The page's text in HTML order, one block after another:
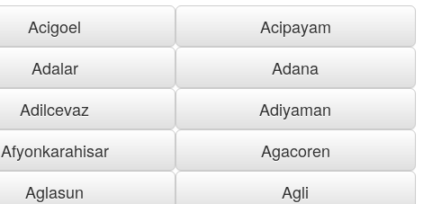
Acigoel
Acipayam
Adalar
Adana
Adilcevaz
Adiyaman
Afyonkarahisar
Agacoren
Aglasun
Agli